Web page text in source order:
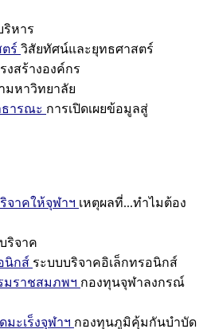
หาร
ร์ วิสัยทัศน์และยุทธศาสตร์
งสร้างองค์กร
มหาวิทยาลัย
ธารณะ การเปิดเผยข้อมูลสู่
จาคให้จุฬาฯ เหตุผลที่...ทำไมต้อง
ริจาค
นิกส์ ระบบบริจาคอิเล็กทรอนิกส์
มราชสมภพฯ กองทุนจุฬาลงกรณ์
ะเร็งจุฬาฯ กองทุนภูมิคุ้มกันบำบัด